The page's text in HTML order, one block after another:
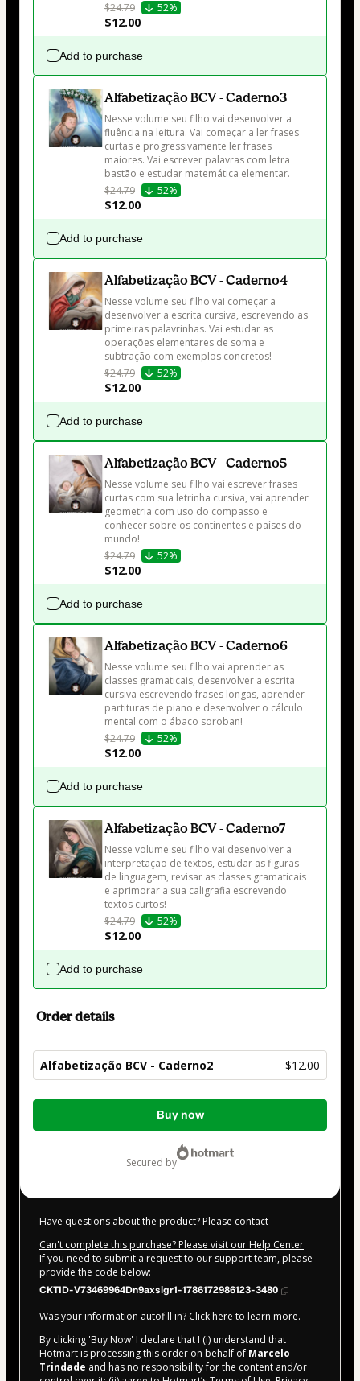
$24.79
52%
$12.00
Add to purchase
Alfabetização BCV - Caderno3
Nesse volume seu filho vai desenvolver a
fluência na leitura. Vai começar a ler frases
curtas e progressivamente ler frases
maiores. Vai escrever palavras com letra
bastão e estudar matemática elementar.
$24.79
52%
$12.00
Add to purchase
Alfabetização BCV - Caderno4
Nesse volume seu filho vai começar a
desenvolver a escrita cursiva, escrevendo as
primeiras palavrinhas. Vai estudar as
operações elementares de soma e
subtração com exemplos concretos!
$24.79
52%
$12.00
Add to purchase
Alfabetização BCV - Caderno5
Nesse volume seu filho vai escrever frases
curtas com sua letrinha cursiva, vai aprender
geometria com uso do compasso e
conhecer sobre os continentes e países do
mundo!
$24.79
52%
$12.00
Add to purchase
Alfabetização BCV - Caderno6
Nesse volume seu filho vai aprender as
classes gramaticais, desenvolver a escrita
cursiva escrevendo frases longas, aprender
partituras de piano e desenvolver o cálculo
mental com o ábaco soroban!
$24.79
52%
$12.00
Add to purchase
Alfabetização BCV - Caderno7
Nesse volume seu filho vai desenvolver a
interpretação de textos, estudar as figuras
de linguagem, revisar as classes gramaticais
e aprimorar a sua caligrafia escrevendo
textos curtos!
$24.79
52%
$12.00
Add to purchase
Order details
Alfabetização BCV - Caderno2 $12.00
Total
Buy now
secured by
Have questions about the product? Please contact
Can't complete this purchase? Please visit our Help Center
If you need to submit a request to our support team, please
provide the code below:
CKTID-V73469964Dn9axslgr1-1786172986123-3480
Was your information autofill in? Click here to learn more.
By clicking 'Buy Now' I declare that I (i) understand that
Hotmart is processing this order on behalf of Marcelo
Trindade and has no responsibility for the content and/or